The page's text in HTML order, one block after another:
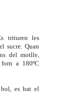
trituren les
sucre. Quan
del motlle,
a 180ºC
es bat el